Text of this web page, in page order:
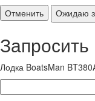
Отменить
Ожидаю
Лодка BoatsMan